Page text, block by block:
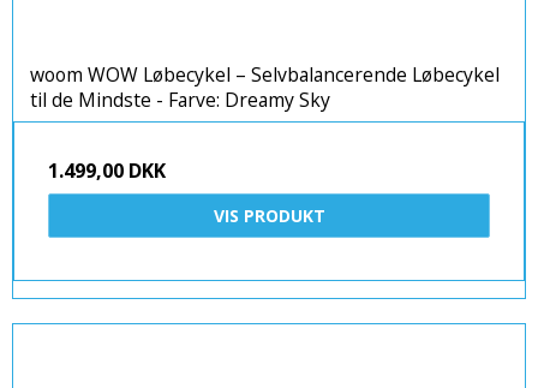
woom WOW Løbecykel – Selvbalancerende Løbecykel
til de Mindste - Farve: Dreamy Sky
1.499,00 DKK
VIS PRODUKT